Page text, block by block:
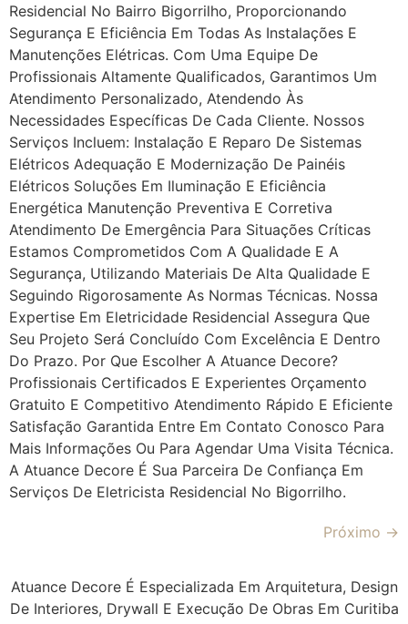
Residencial No Bairro Bigorrilho, Proporcionando
Segurança E Eficiência Em Todas As Instalações E
Manutenções Elétricas. Com Uma Equipe De
Profissionais Altamente Qualificados, Garantimos Um
Atendimento Personalizado, Atendendo Às
Necessidades Específicas De Cada Cliente. Nossos
Serviços Incluem: Instalação E Reparo De Sistemas
Elétricos Adequação E Modernização De Painéis
Elétricos Soluções Em Iluminação E Eficiência
Energética Manutenção Preventiva E Corretiva
Atendimento De Emergência Para Situações Críticas
Estamos Comprometidos Com A Qualidade E A
Segurança, Utilizando Materiais De Alta Qualidade E
Seguindo Rigorosamente As Normas Técnicas. Nossa
Expertise Em Eletricidade Residencial Assegura Que
Seu Projeto Será Concluído Com Excelência E Dentro
Do Prazo. Por Que Escolher A Atuance Decore?
Profissionais Certificados E Experientes Orçamento
Gratuito E Competitivo Atendimento Rápido E Eficiente
Satisfação Garantida Entre Em Contato Conosco Para
Mais Informações Ou Para Agendar Uma Visita Técnica.
A Atuance Decore É Sua Parceira De Confiança Em
Serviços De Eletricista Residencial No Bigorrilho.
Próximo →
Atuance Decore É Especializada Em Arquitetura, Design
De Interiores, Drywall E Execução De Obras Em Curitiba